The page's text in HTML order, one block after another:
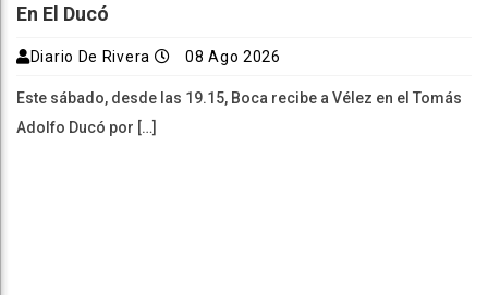
En El Ducó
Diario De Rivera 08 Ago 2026
Este sábado, desde las 19.15, Boca recibe a Vélez en el Tomás
Adolfo Ducó por […]